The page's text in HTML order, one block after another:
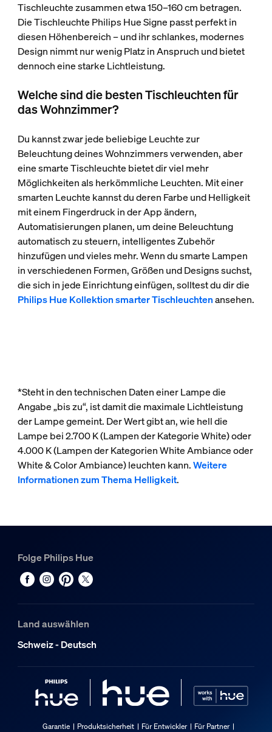
Tischleuchte zusammen etwa 150–160 cm betragen.
Die Tischleuchte Philips Hue Signe passt perfekt in
diesen Höhenbereich – und ihr schlankes, modernes
Design nimmt nur wenig Platz in Anspruch und bietet
dennoch eine starke Lichtleistung.
Welche sind die besten Tischleuchten für
das Wohnzimmer?
Du kannst zwar jede beliebige Leuchte zur
Beleuchtung deines Wohnzimmers verwenden, aber
eine smarte Tischleuchte bietet dir viel mehr
Möglichkeiten als herkömmliche Leuchten. Mit einer
smarten Leuchte kannst du deren Farbe und Helligkeit
mit einem Fingerdruck in der App ändern,
Automatisierungen planen, um deine Beleuchtung
automatisch zu steuern, intelligentes Zubehör
hinzufügen und vieles mehr. Wenn du smarte Lampen
in verschiedenen Formen, Größen und Designs suchst,
die sich in jede Einrichtung einfügen, solltest du dir die
Philips Hue Kollektion smarter Tischleuchtenansehen.
*Steht in den technischen Daten einer Lampe die
Angabe „bis zu“, ist damit die maximale Lichtleistung
der Lampe gemeint. Der Wert gibt an, wie hell die
Lampe bei 2.700 K (Lampen der Kategorie White) oder
4.000 K (Lampen der Kategorien White Ambiance oder
White & Color Ambiance) leuchten kann.Weitere
Informationen zum Thema Helligkeit.
Folge Philips Hue
Land auswählen
Schweiz - Deutsch
Garantie Produktsicherheit Für Entwickler Für Partner